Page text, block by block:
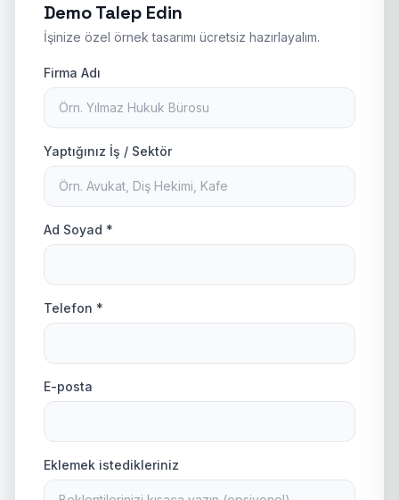
Demo Talep Edin
İşinize özel örnek tasarımı ücretsiz hazırlayalım.
Firma Adı
Yaptığınız İş / Sektör
Ad Soyad *
Telefon *
E-posta
Eklemek istedikleriniz